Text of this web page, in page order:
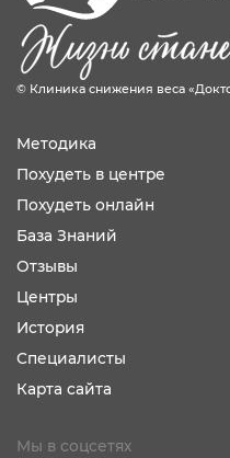
© Клиника снижения веса
Методика
Похудеть в центре
Похудеть онлайн
База Знаний
Отзывы
Центры
История
Специалисты
Карта сайта
Мы в соцсетях